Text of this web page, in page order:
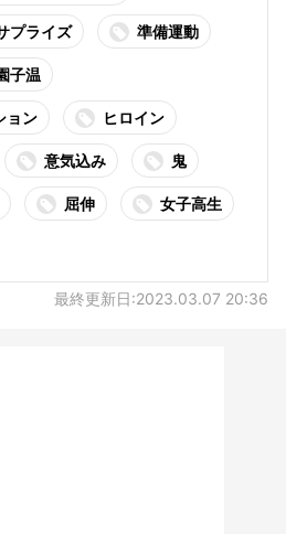
プライズ 準備運動
子温
ョン ヒロイン
意気込み 鬼
屈伸 女子高生
最終更新日:2023.03.07 20:36